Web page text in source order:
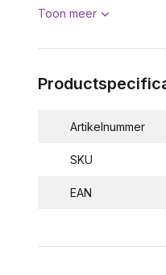
Toon meer
Artikelnummer
SKU
EAN